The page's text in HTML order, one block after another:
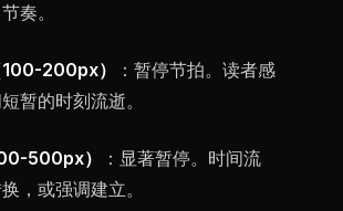
奏。
200px）
：暂停节拍。读者感
暂的时刻流逝。
500px）
：显著暂停。时间流
，或强调建立。